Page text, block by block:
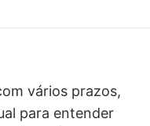
vários prazos,
para entender